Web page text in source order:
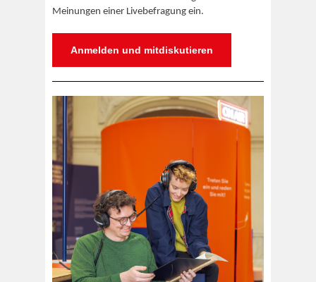
Meinungen einer Livebefragung ein.
Anmelden und mitdiskutieren